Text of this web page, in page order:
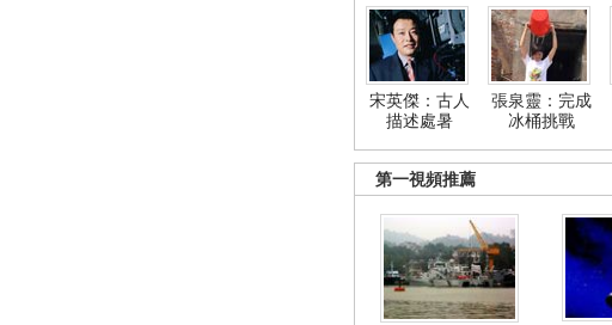
宋英傑：古人
描述處暑
張泉靈：完成
冰桶挑戰
第一視頻推薦